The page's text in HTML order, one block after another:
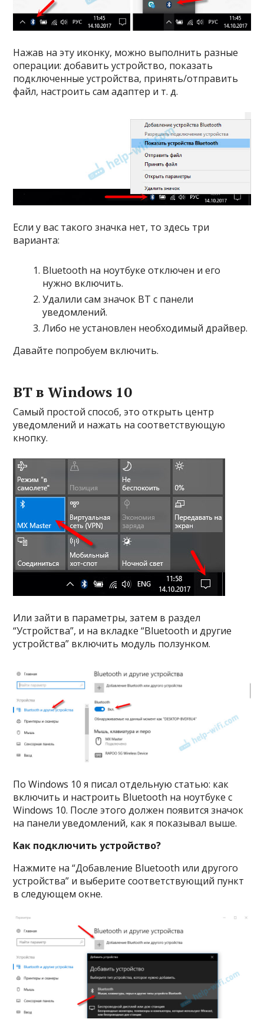
Нажав на эту иконку, можно выполнить разные
операции: добавить устройство, показать
подключенные устройства, принять/отправить
файл, настроить сам адаптер и т. д.
Если у вас такого значка нет, то здесь три
варианта:
Bluetooth на ноутбуке отключен и его
нужно включить.
Удалили сам значок BT с панели
уведомлений.
Либо не установлен необходимый драйвер.
Давайте попробуем включить.
BT в Windows 10
Самый простой способ, это открыть центр
уведомлений и нажать на соответствующую
кнопку.
Или зайти в параметры, затем в раздел
“Устройства”, и на вкладке “Bluetooth и другие
устройства” включить модуль ползунком.
По Windows 10 я писал отдельную статью: как
включить и настроить Bluetooth на ноутбуке с
Windows 10. После этого должен появится значок
на панели уведомлений, как я показывал выше.
Как подключить устройство?
Нажмите на “Добавление Bluetooth или другого
устройства” и выберите соответствующий пункт
в следующем окне.